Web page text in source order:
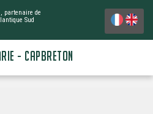
, partenaire de
Sud
- CAPBRETON